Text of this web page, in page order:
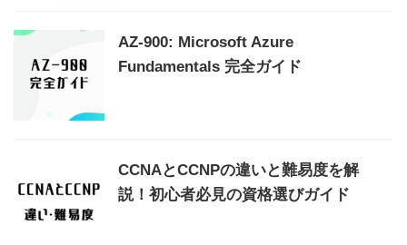
AZ-900: Microsoft Azure
Fundamentals 完全ガイド
CCNAとCCNPの違いと難易度を解
説！初心者必見の資格選びガイド